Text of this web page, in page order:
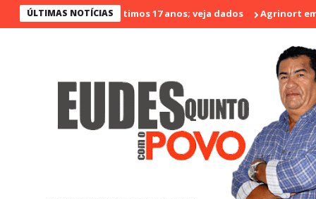
ÚLTIMAS NOTÍCIAS
violento nos últimos 17 anos; veja dados Agrinort em